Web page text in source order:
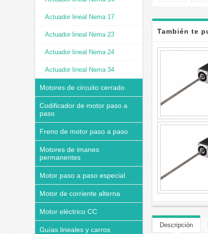
Actuador lineal Nema 17
Actuador lineal Nema 23
Actuador lineal Nema 24
Actuador lineal Nema 34
Motores de circuito cerrado
Codificador de motor paso a
paso
Freno de motor paso a paso
Motores de imanes
permanentes
Motor paso a paso especial
Motor de corriente alterna
Motor eléctrico CC
Guías lineales y carros
También te
Descripción